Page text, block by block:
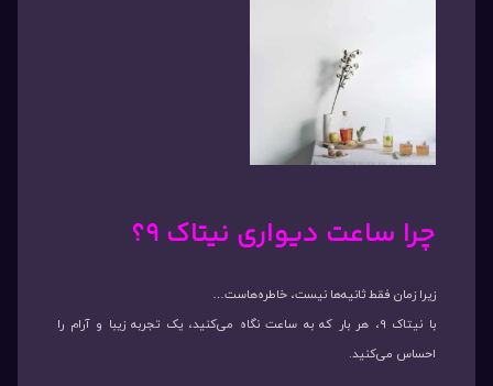
چرا ساعت دیواری نیتاک 9؟
زیرا زمان فقط ثانیه‌ها نیست، خاطره‌هاست…
با نیتاک 9، هر بار که به ساعت نگاه می‌کنید، یک تجربه زیبا و آرام را
احساس می‌کنید.